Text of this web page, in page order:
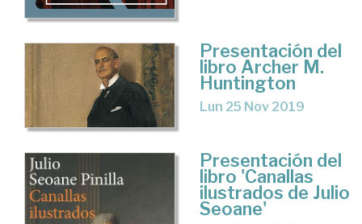
Presentación del
libro Archer M.
Huntington
Lun 25 Nov 2019
Presentación del
libro 'Canallas
ilustrados de Julio
Seoane'